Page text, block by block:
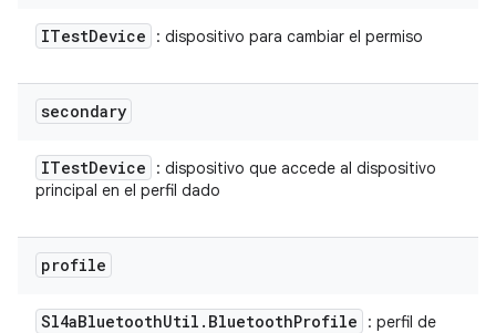
ITestDevice : dispositivo para cambiar el permiso
secondary
ITestDevice
: dispositivo que accede al dispositivo
principal en el perfil dado
profile
Sl4aBluetoothUtil . BluetoothProfile
: perfil de